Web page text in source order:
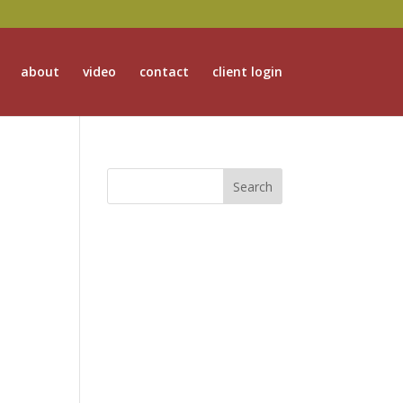
about video contact client login